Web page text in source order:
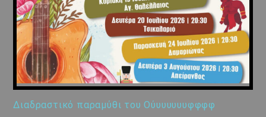
Διαδραστικό παραμύθι του Ούυυυυυυφφφφ